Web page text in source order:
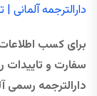
دارالترجمه
برای کسب اطلاعات
سفارت و
دارالترجمه